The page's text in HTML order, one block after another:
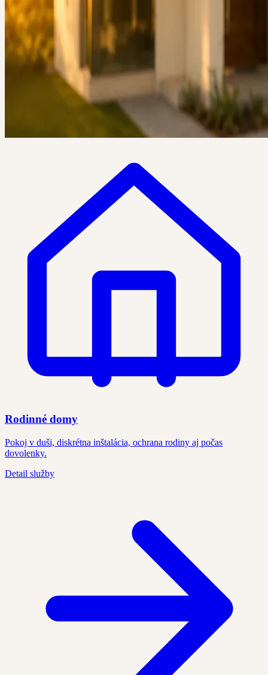
Rodinné domy
Pokoj v duši, diskrétna inštalácia, ochrana rodiny aj počas
dovolenky.
Detail služby